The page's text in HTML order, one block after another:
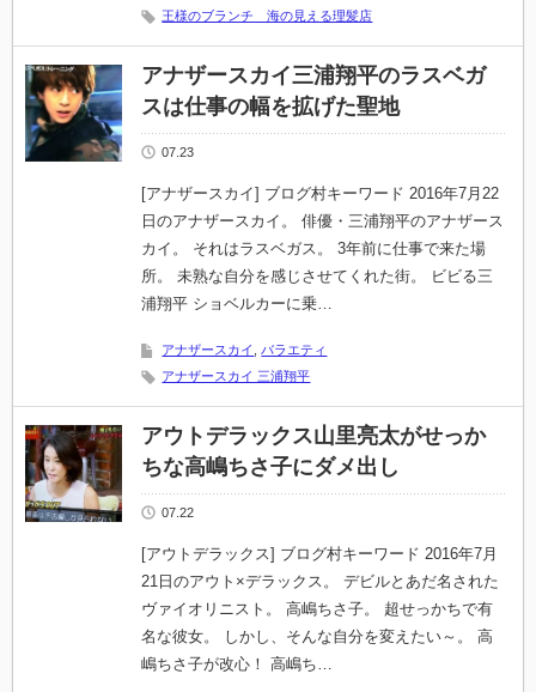
王様のブランチ 海の見える理髪店
アナザースカイ三浦翔平のラスベガ
スは仕事の幅を拡げた聖地
07.23
[アナザースカイ] ブログ村キーワード 2016年7月22
日のアナザースカイ。 俳優・三浦翔平のアナザース
カイ。 それはラスベガス。 3年前に仕事で来た場
所。 未熟な自分を感じさせてくれた街。 ビビる三
浦翔平 ショベルカーに乗…
アナザースカイ
バラエティ
アナザースカイ 三浦翔平
アウトデラックス山里亮太がせっか
ちな高嶋ちさ子にダメ出し
07.22
[アウトデラックス] ブログ村キーワード 2016年7月
21日のアウト×デラックス。 デビルとあだ名された
ヴァイオリニスト。 高嶋ちさ子。 超せっかちで有
名な彼女。 しかし、そんな自分を変えたい～。 高
嶋ちさ子が改心！ 高嶋ち…